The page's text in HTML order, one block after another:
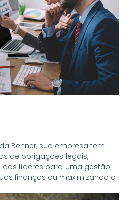
Benner, sua empresa tem
de obrigações legais,
aos líderes para uma gestão
finanças ou maximizando o